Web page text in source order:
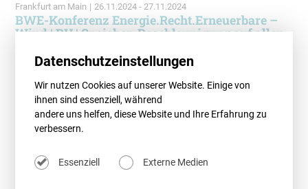
Frankfurt am Main | 26.11.2024 - 27.11.2024
BWE-Konferenz Energie.Recht.Erneuerbare –
Wind | PV | Speicher: Beschleunigung auf allen
BWE WebSeminar – Repowering von
Windparks
Datenschutzeinstellungen
Wir nutzen Cookies auf unserer Website. Einige von
ihnen sind essenziell, während
andere uns helfen, diese Website und Ihre Erfahrung zu
verbessern.
Essenziell Externe Medien